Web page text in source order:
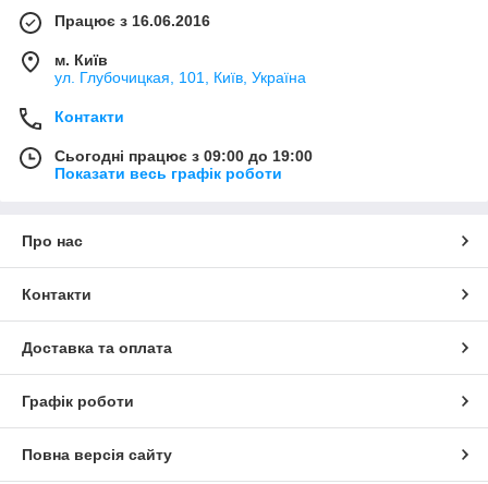
Працює з 16.06.2016
м. Київ
ул. Глубочицкая, 101, Київ, Україна
Контакти
Сьогодні працює з 09:00 до 19:00
Показати весь графік роботи
Про нас
Контакти
Доставка та оплата
Графік роботи
Повна версія сайту